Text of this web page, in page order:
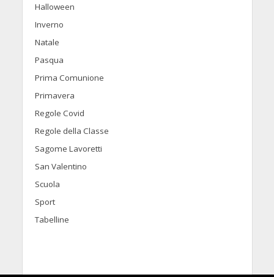
Halloween
Inverno
Natale
Pasqua
Prima Comunione
Primavera
Regole Covid
Regole della Classe
Sagome Lavoretti
San Valentino
Scuola
Sport
Tabelline